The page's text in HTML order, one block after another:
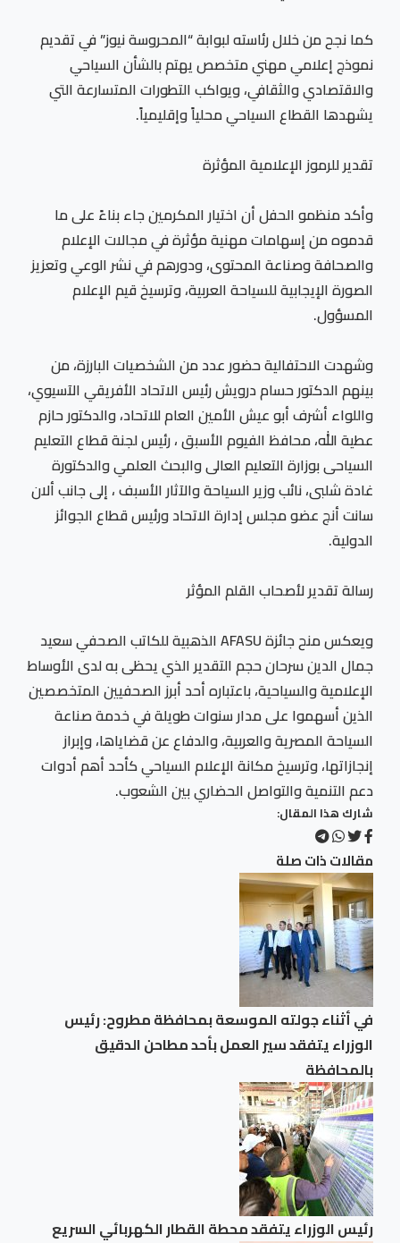
كما نجح من خلال رئاسته لبوابة “المحروسة نيوز” في تقديم
نموذج إعلامي مهني متخصص يهتم بالشأن السياحي
والاقتصادي والثقافي، ويواكب التطورات المتسارعة التي
يشهدها القطاع السياحي محلياً وإقليمياً.
تقدير للرموز الإعلامية المؤثرة
وأكد منظمو الحفل أن اختيار المكرمين جاء بناءً على ما
قدموه من إسهامات مهنية مؤثرة في مجالات الإعلام
والصحافة وصناعة المحتوى، ودورهم في نشر الوعي وتعزيز
الصورة الإيجابية للسياحة العربية، وترسيخ قيم الإعلام
المسؤول.
وشهدت الاحتفالية حضور عدد من الشخصيات البارزة، من
بينهم الدكتور حسام درويش رئيس الاتحاد الأفريقي الآسيوي،
واللواء أشرف أبو عيش الأمين العام للاتحاد، والدكتور حازم
عطية الله، محافظ الفيوم الأسبق ، رئيس لجنة قطاع التعليم
السياحى بوزارة التعليم العالى والبحث العلمي والدكتورة
غادة شلبى، نائب وزير السياحة والآثار الأسبف ، إلى جانب ألان
سانت أنج عضو مجلس إدارة الاتحاد ورئيس قطاع الجوائز
الدولية.
رسالة تقدير لأصحاب القلم المؤثر
ويعكس منح جائزة AFASU الذهبية للكاتب الصحفي سعيد
جمال الدين سرحان حجم التقدير الذي يحظى به لدى الأوساط
الإعلامية والسياحية، باعتباره أحد أبرز الصحفيين المتخصصين
الذين أسهموا على مدار سنوات طويلة في خدمة صناعة
السياحة المصرية والعربية، والدفاع عن قضاياها، وإبراز
إنجازاتها، وترسيخ مكانة الإعلام السياحي كأحد أهم أدوات
دعم التنمية والتواصل الحضاري بين الشعوب.
شارك هذا المقال:
مقالات ذات صلة
في أثناء جولته الموسعة بمحافظة مطروح: رئيس
الوزراء يتفقد سير العمل بأحد مطاحن الدقيق
بالمحافظة
رئيس الوزراء يتفقد محطة القطار الكهربائي السريع